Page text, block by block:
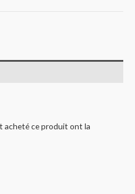
acheté ce produit ont la